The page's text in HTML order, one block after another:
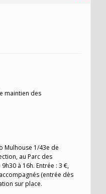
maintien des
Mulhouse 1/43e de
au Parc des
à 16h. Entrée : 3 €,
(entrée dès
sur place.